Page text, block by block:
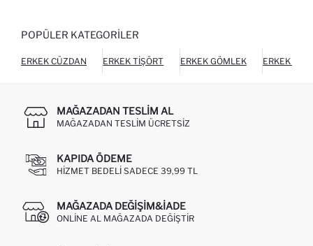
POPÜLER KATEGORILER
ERKEK CÜZDAN ERKEK TIŞÖRT ERKEK GÖMLEK ERKEK
MAĞAZADAN TESLIM AL
MAĞAZADAN TESLIM ÜCRETSIZ
KAPIDA ÖDEME
HIZMET BEDELI SADECE 39,99 TL
MAĞAZADA DEĞIŞIM&İADE
ONLINE AL MAĞAZADA DEĞIŞTIR